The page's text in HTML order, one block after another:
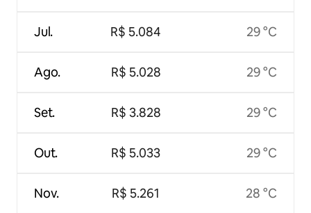
Jul.
Ago.
Set.
Out.
Nov.
R$ 5.084
R$ 5.028
R$ 3.828
R$ 5.033
R$ 5.261
29 °C
29 °C
29 °C
29 °C
28 °C